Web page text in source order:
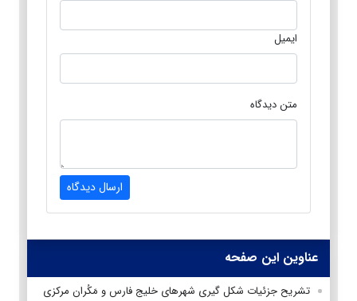
ایمیل
متن دیدگاه
ارسال دیدگاه
عناوین این صفحه
تشریح جزئیات شکل گیری شهرهای خلیج فارس و مَکُران مرکزی